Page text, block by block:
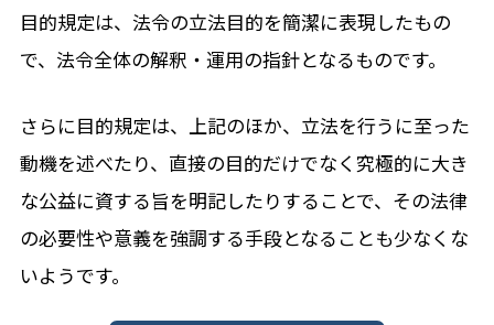
目的規定は、法令の立法目的を簡潔に表現したもの
で、法令全体の解釈・運用の指針となるものです。
さらに目的規定は、上記のほか、立法を行うに至った
動機を述べたり、直接の目的だけでなく究極的に大き
な公益に資する旨を明記したりすることで、その法律
の必要性や意義を強調する手段となることも少なくな
いようです。